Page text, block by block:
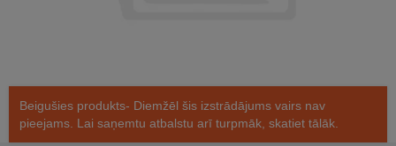
Beigušies produkts- Diemžēl šis izstrādājums vairs nav
pieejams. Lai saņemtu atbalstu arī turpmāk, skatiet tālāk.